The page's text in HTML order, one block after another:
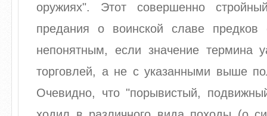
оружиях". Этот совершенно
предания о воинской славе предков
непонятным, если значение термина
торговлей, а не с указанными выше
Очевидно, что "порывистый,